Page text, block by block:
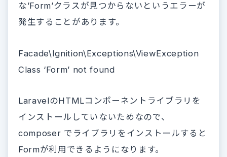
な’Form’クラスが見つからないというエラーが
発生することがあります。
Facade\Ignition\Exceptions\ViewException
Class ‘Form’ not found
LaravelのHTMLコンポーネントライブラリを
インストールしていないためなので、
composer でライブラリをインストールすると
Formが利用できるようになります。